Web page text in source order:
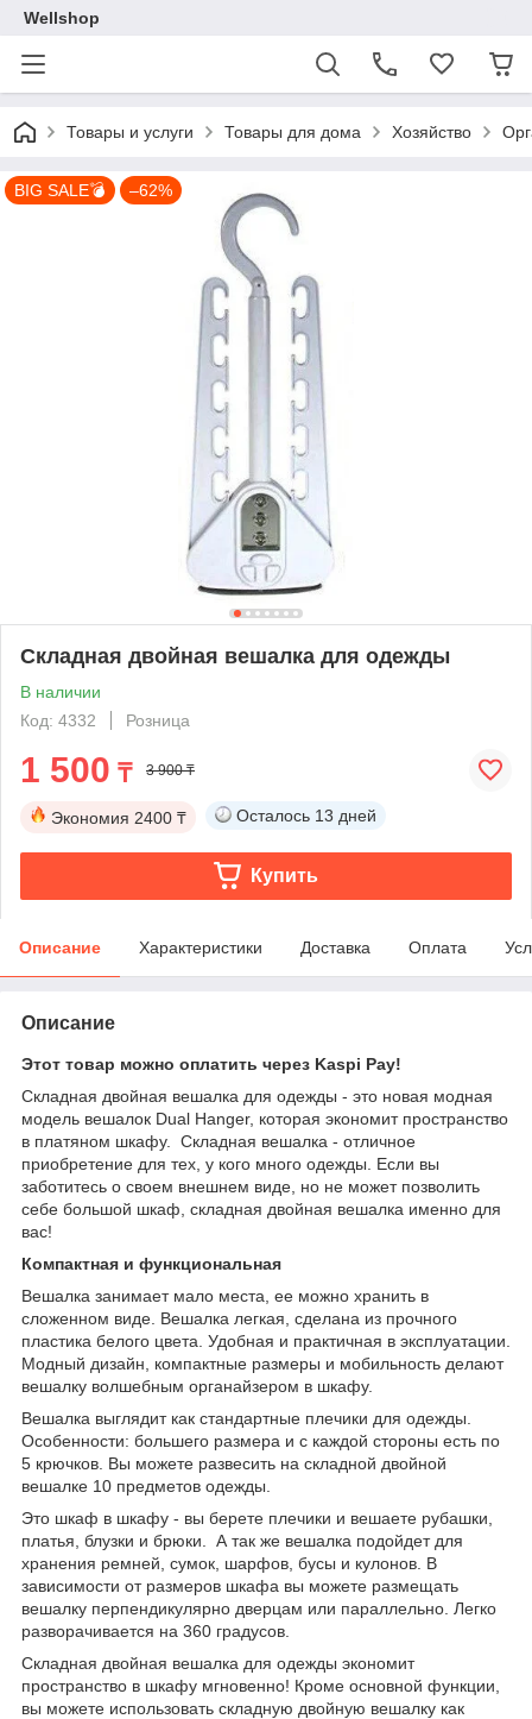
Wellshop
Товары и услуги Товары для дома Хозяйство
BIG SALE💣 –62%
Складная двойная вешалка для одежды
В наличии
Код: 4332
Розница
1 500 ₸ 3 900 ₸
Экономия 2400 ₸ Осталось 13 дней
Купить
Описание Характеристики Доставка Оплата
Описание
Этот товар можно оплатить через Kaspi Pay!
Складная двойная вешалка для одежды - это новая модная
модель вешалок Dual Hanger, которая экономит пространство
в платяном шкафу. Складная вешалка - отличное
приобретение для тех, у кого много одежды. Если вы
заботитесь о своем внешнем виде, но не может позволить
себе большой шкаф, складная двойная вешалка именно для
вас!
Компактная и функциональная
Вешалка занимает мало места, ее можно хранить в
сложенном виде. Вешалка легкая, сделана из прочного
пластика белого цвета. Удобная и практичная в эксплуатации.
Модный дизайн, компактные размеры и мобильность делают
вешалку волшебным органайзером в шкафу.
Вешалка выглядит как стандартные плечики для одежды.
Особенности: большего размера и с каждой стороны есть по
5 крючков. Вы можете развесить на складной двойной
вешалке 10 предметов одежды.
Это шкаф в шкафу - вы берете плечики и вешаете рубашки,
платья, блузки и брюки. А так же вешалка подойдет для
хранения ремней, сумок, шарфов, бусы и кулонов. В
зависимости от размеров шкафа вы можете размещать
вешалку перпендикулярно дверцам или параллельно. Легко
разворачивается на 360 градусов.
Складная двойная вешалка для одежды экономит
пространство в шкафу мгновенно! Кроме основной функции,
вы можете использовать складную двойную вешалку как